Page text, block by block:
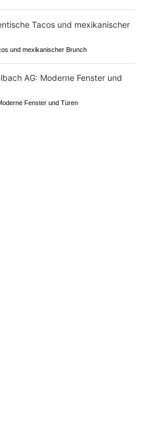
und mexikanischer Brunch
Fenster und Türen